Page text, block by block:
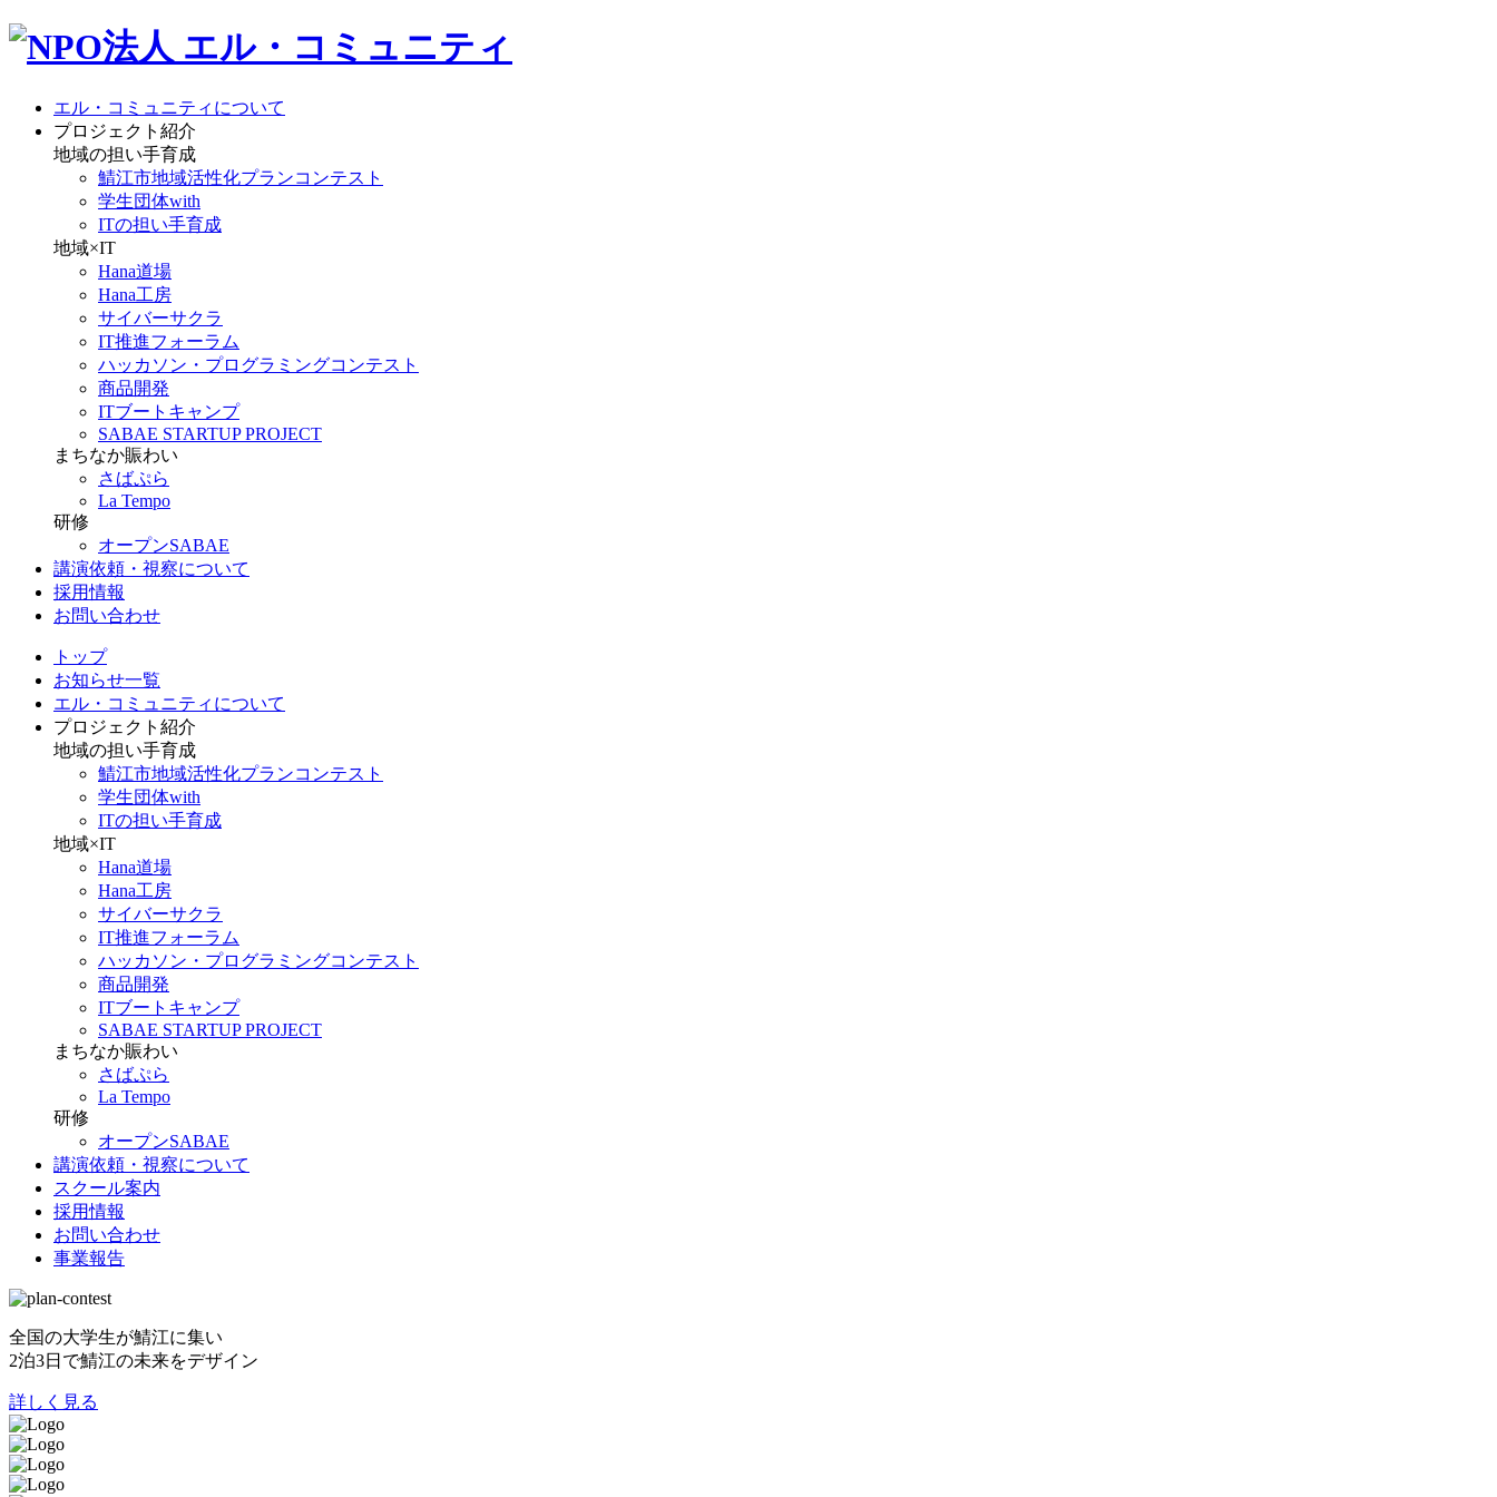
エル・コミュニティについて
プロジェクト紹介
地域の担い手育成
鯖江市地域活性化プランコンテスト
学生団体with
ITの担い手育成
地域×IT
Hana道場
Hana工房
サイバーサクラ
IT推進フォーラム
ハッカソン・プログラミングコンテスト
商品開発
ITブートキャンプ
SABAE STARTUP PROJECT
まちなか賑わい
さばぷら
La Tempo
研修
オープンSABAE
講演依頼・視察について
採用情報
お問い合わせ
トップ
お知らせ一覧
エル・コミュニティについて
プロジェクト紹介
地域の担い手育成
鯖江市地域活性化プランコンテスト
学生団体with
ITの担い手育成
地域×IT
Hana道場
Hana工房
サイバーサクラ
IT推進フォーラム
ハッカソン・プログラミングコンテスト
商品開発
ITブートキャンプ
SABAE STARTUP PROJECT
まちなか賑わい
さばぷら
La Tempo
研修
オープンSABAE
講演依頼・視察について
スクール案内
採用情報
お問い合わせ
事業報告
全国の大学生が鯖江に集い
2泊3日で鯖江の未来をデザイン
詳しく見る